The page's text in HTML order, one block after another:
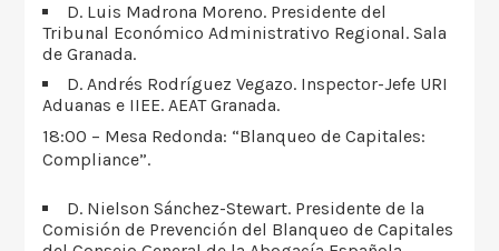
D. Luis Madrona Moreno. Presidente del
Tribunal Económico Administrativo Regional. Sala
de Granada.
D. Andrés Rodríguez Vegazo. Inspector-Jefe URI
Aduanas e IIEE. AEAT Granada.
18:00 – Mesa Redonda: “Blanqueo de Capitales:
Compliance”.
D. Nielson Sánchez-Stewart. Presidente de la
Comisión de Prevención del Blanqueo de Capitales